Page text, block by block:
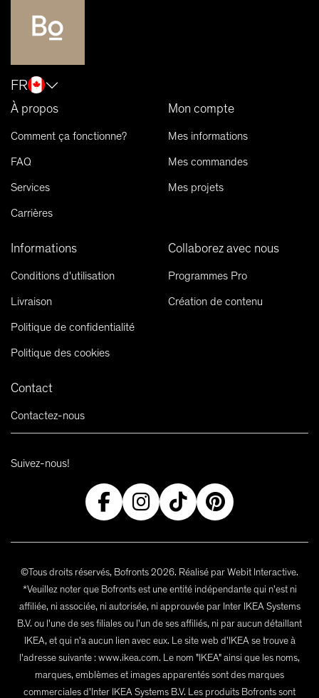
FR
À propos
Comment ça fonctionne?
FAQ
Services
Carrières
Mon compte
Mes informations
Mes commandes
Mes projets
Informations
Conditions d'utilisation
Livraison
Politique de confidentialité
Politique des cookies
Collaborez avec nous
Programmes Pro
Création de contenu
Contact
Contactez-nous
Suivez-nous!
©Tous droits réservés, Bofronts 2026. Réalisé par Webit Interactive.
*Veuillez noter que Bofronts est une entité indépendante qui n'est ni
affiliée, ni associée, ni autorisée, ni approuvée par Inter IKEA Systems
B.V. ou l'une de ses filiales ou l'un de ses affiliés, ni par aucun détaillant
IKEA, et qui n'a aucun lien avec eux. Le site web d'IKEA se trouve à
l'adresse suivante : www.ikea.com. Le nom "IKEA" ainsi que les noms,
marques, emblèmes et images apparentés sont des marques
commerciales d'Inter IKEA Systems B.V. Les produits Bofronts sont